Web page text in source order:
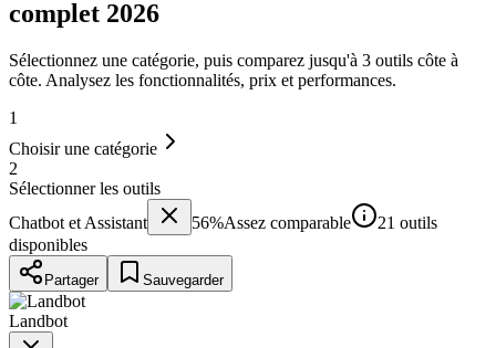
complet 2026
Sélectionnez une catégorie, puis comparez jusqu'à 3 outils côte à
côte. Analysez les fonctionnalités, prix et performances.
1
Choisir une catégorie
2
Sélectionner les outils
Chatbot et Assistant
56%Assez comparable
21 outils
disponibles
Partager Sauvegarder
Landbot